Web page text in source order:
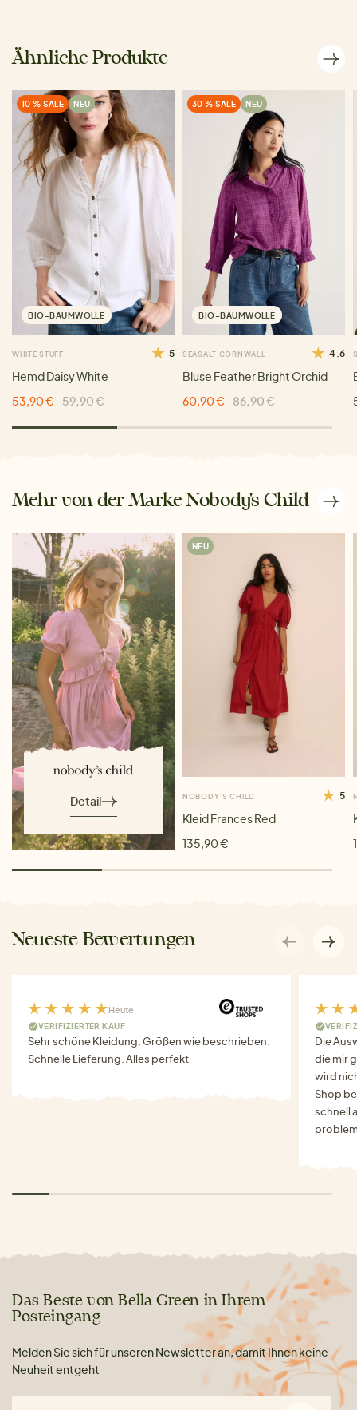
Ähnliche Produkte
10 % SALE NEU
BIO-BAUMWOLLE
WHITE STUFF 5
Hemd Daisy White
53,90 €
59,90 €
30 % SALE NEU
BIO-BAUMWOLLE
SEASALT CORNWALL 4.6
Bluse Feather Bright Orchid
60,90 €
86,90 €
Mehr von der Marke Nobody's Child
Detail
NEU
NOBODY'S CHILD 5
Kleid Frances Red
135,90 €
Neueste Bewertungen
Heute
VERIFIZIERTER KAUF
Sehr schöne Kleidung. Größen wie beschrieben.
Schnelle Lieferung. Alles perfekt
Die
die mir
wird
Shop
schnell
Das Beste von Bella Green in Ihrem
Posteingang
Melden Sie sich für unseren Newsletter an, damit Ihnen keine
Neuheit entgeht